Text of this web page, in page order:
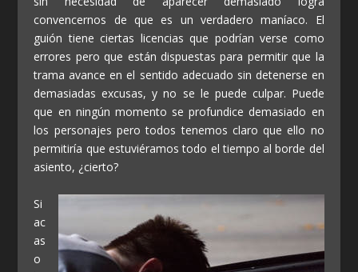
convencernos de que es un verdadero maníaco. El
guión tiene ciertas licencias que podrían verse como
errores pero que están dispuestas para permitir que la
trama avance en el sentido adecuado sin detenerse en
demasiadas excusas, y no se le puede culpar. Puede
que en ningún momento se profundice demasiado en
los personajes pero todos tenemos claro que ello no
permitiría que estuviéramos todo el tiempo al borde del
asiento, ¿cierto?
Si
ac
as
o